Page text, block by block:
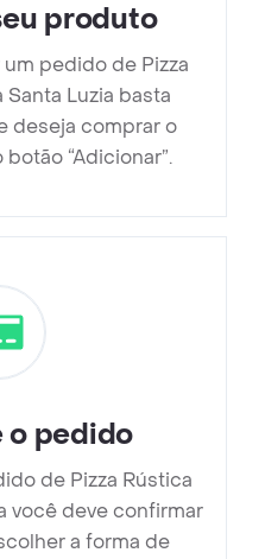
produto
pedido de Pizza
Luzia basta
deseja comprar o
“Adicionar”.
o pedido
de Pizza Rústica
você deve confirmar
a forma de